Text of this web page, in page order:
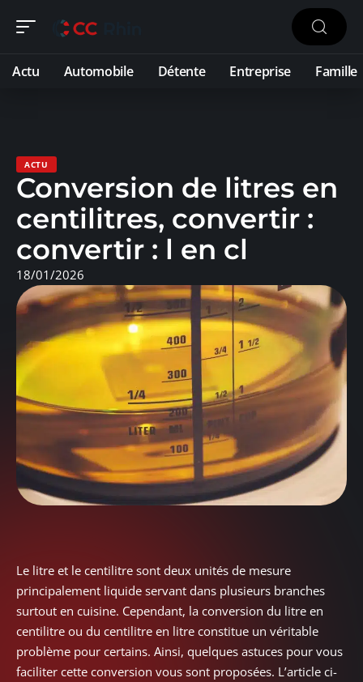
Actu Automobile Détente Entreprise Famille
ACTU
Conversion de litres en
centilitres, convertir :
convertir : l en cl
18/01/2026
Le litre et le centilitre sont deux unités de mesure
principalement liquide servant dans plusieurs branches
surtout en cuisine. Cependant, la conversion du litre en
centilitre ou du centilitre en litre constitue un véritable
problème pour certains. Ainsi, quelques astuces pour vous
faciliter cette conversion vous sont proposées. L’article ci-